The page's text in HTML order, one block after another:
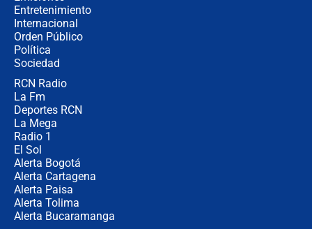
Entretenimiento
Internacional
Orden Público
Política
Sociedad
RCN Radio
La Fm
Deportes RCN
La Mega
Radio 1
El Sol
Alerta Bogotá
Alerta Cartagena
Alerta Paisa
Alerta Tolima
Alerta Bucaramanga